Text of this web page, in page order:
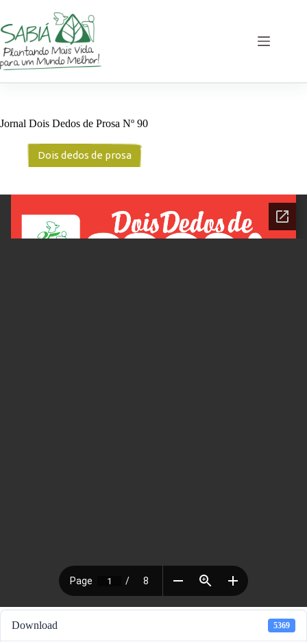
o
conteúdo
Jornal Dois Dedos de Prosa Nº 90
Dois dedos de prosa
Download 5369